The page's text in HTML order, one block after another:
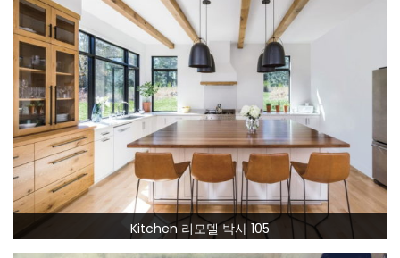
Kitchen 리모델 박사 105